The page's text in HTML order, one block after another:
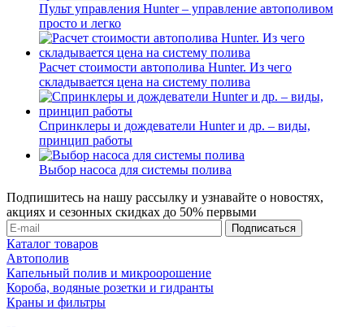
Пульт управления Hunter – управление автополивом
просто и легко
Расчет стоимости автополива Hunter. Из чего
складывается цена на систему полива
Спринклеры и дождеватели Hunter и др. – виды,
принцип работы
Выбор насоса для системы полива
Подпишитесь на нашу рассылку и узнавайте о новостях,
акциях и сезонных скидках до 50% первыми
Каталог товаров
Автополив
Капельный полив и микроорошение
Короба, водяные розетки и гидранты
Краны и фильтры